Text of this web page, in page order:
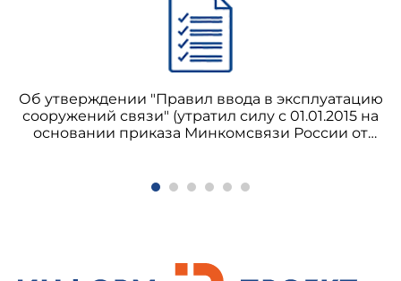
Об утверждении "Правил ввода в эксплуатацию
сооружений связи" (утратил силу с 01.01.2015 на
основании приказа Минкомсвязи России от